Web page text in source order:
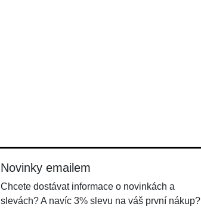
Novinky emailem
Chcete dostávat informace o novinkách a
slevách? A navíc 3% slevu na váš první nákup?